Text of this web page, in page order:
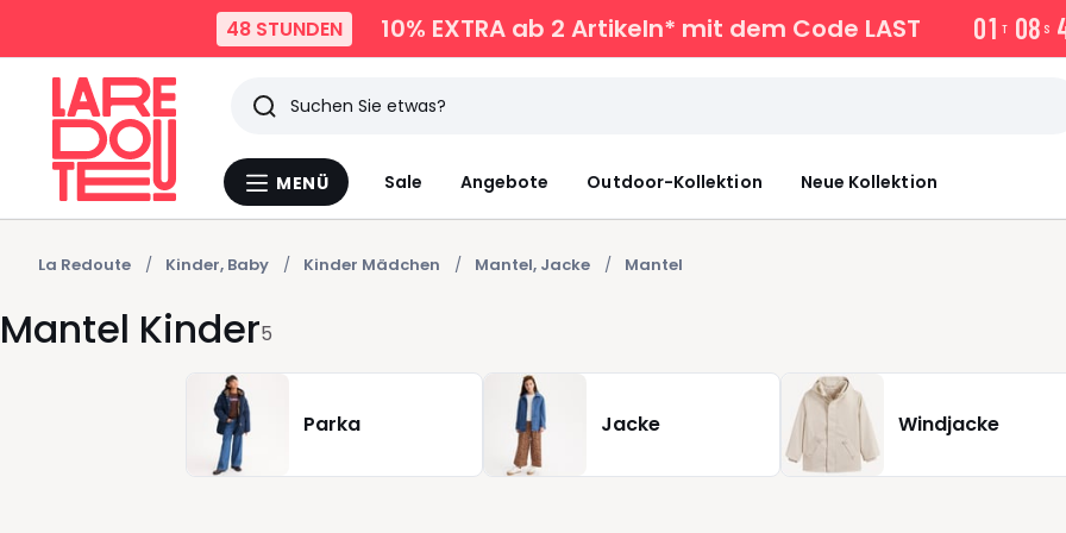
48 STUNDEN 10% EXTRA ab 2 Artikeln* mit dem Code LAST 01 T 08 S
Menü
MENÜ Sale Angebote Outdoor-Kollektion Neue Kollektion
Suchen
Zuletzt
angesehen
Artikel
La Redoute Kinder, Baby Kinder Mädchen Mantel, Jacke Mantel
Mantel Kinder5
Parka Jacke Windjacke